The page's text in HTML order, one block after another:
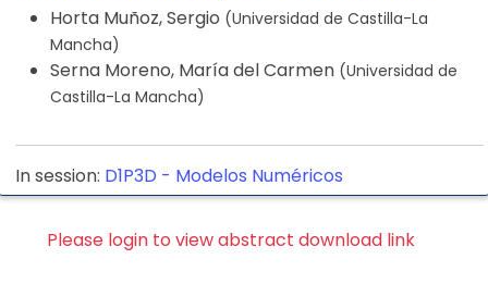
Horta Muñoz, Sergio (Universidad de Castilla-La
Mancha)
Serna Moreno, María del Carmen (Universidad de
Castilla-La Mancha)
In session: D1P3D - Modelos Numéricos
Please login to view abstract download link